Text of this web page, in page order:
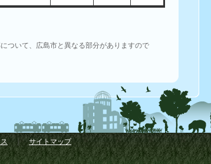
ついて、広島市と異なる部分がありますので
｜サイトマップ